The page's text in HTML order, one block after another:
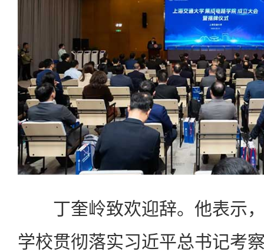
丁奎岭致欢迎辞。他表示，
学校贯彻落实习近平总书记考